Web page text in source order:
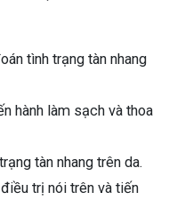
tình trạng tàn nhang
hành làm sạch và thoa
tàn nhang trên da.
trị nói trên và tiến